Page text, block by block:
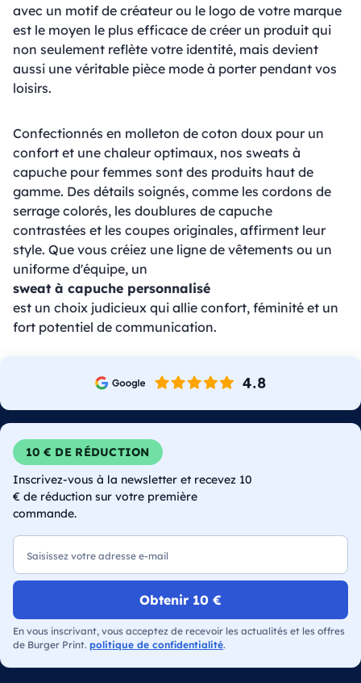
avec un motif de créateur ou le logo de votre marque
est le moyen le plus efficace de créer un produit qui
non seulement reflète votre identité, mais devient
aussi une véritable pièce mode à porter pendant vos
loisirs.
Confectionnés en molleton de coton doux pour un
confort et une chaleur optimaux, nos sweats à
capuche pour femmes sont des produits haut de
gamme. Des détails soignés, comme les cordons de
serrage colorés, les doublures de capuche
contrastées et les coupes originales, affirment leur
style. Que vous créiez une ligne de vêtements ou un
uniforme d'équipe, un
sweat à capuche personnalisé
est un choix judicieux qui allie confort, féminité et un
fort potentiel de communication.
10 € DE RÉDUCTION
Inscrivez-vous à la newsletter et recevez 10
€ de réduction sur votre première
commande.
E-mail
Obtenir 10 €
En vous inscrivant, vous acceptez de recevoir les actualités et les offres
de Burger Print. politique de confidentialité.